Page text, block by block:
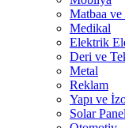
Matbaa ve
Medikal
Elektrik
Deri ve
Metal
Reklam
Yapı ve
Solar